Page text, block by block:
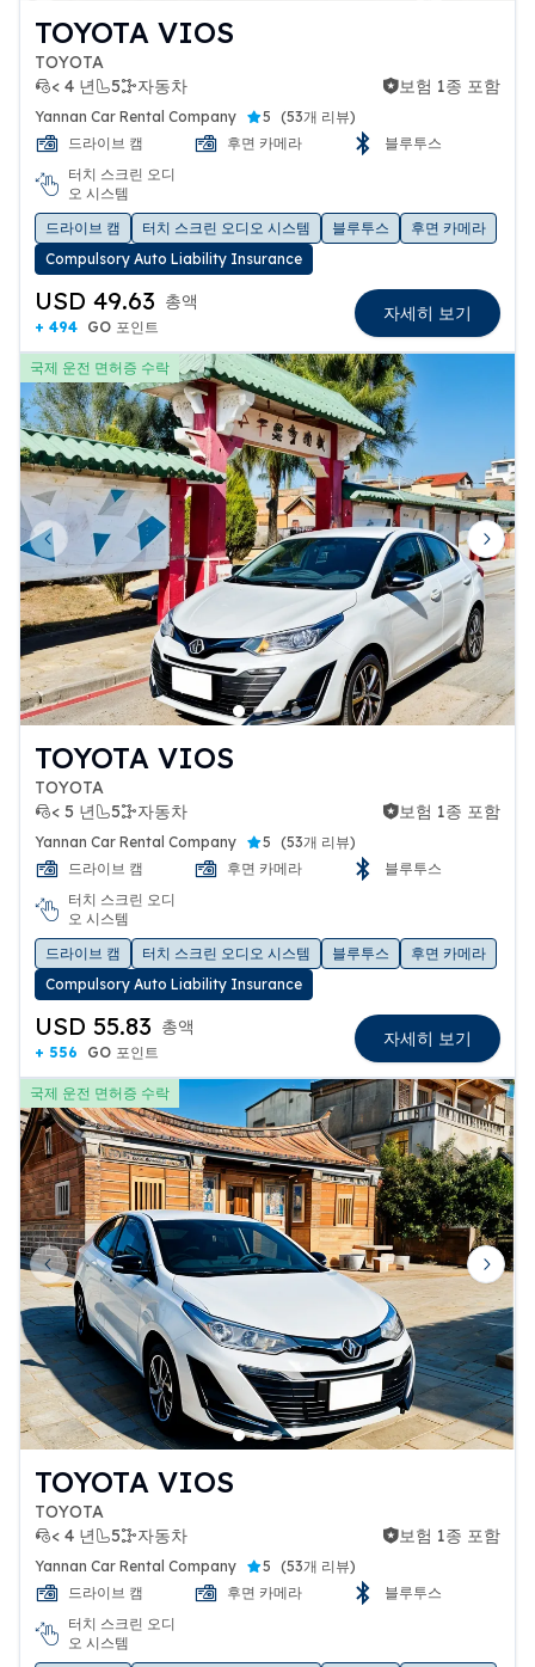
TOYOTA VIOS
TOYOTA
< 4 년
5 자동차
보험 1종 포함 보험 1종 포함
Yannan Car Rental Company 5 (53개 리뷰)
드라이브 캠
후면 카메라
블루투스
터치 스크린 오디
오 시스템
드라이브 캠
터치 스크린 오디오 시스템 블루투스
후면 카메라
Compulsory Auto Liability Insurance
USD 49.63 총액
+ 494 GO 포인트
자세히 보기
국제 운전 면허증 수락
Previous slide Next
TOYOTA VIOS
TOYOTA
< 5 년
5 자동차
보험 1종 포함 보험 1종 포함
Yannan Car Rental Company 5 (53개 리뷰)
드라이브 캠
후면 카메라
블루투스
터치 스크린 오디
오 시스템
드라이브 캠
터치 스크린 오디오 시스템 블루투스
후면 카메라
Compulsory Auto Liability Insurance
USD 55.83 총액
+ 556 GO 포인트
자세히 보기
국제 운전 면허증 수락
Previous slide Next
TOYOTA VIOS
TOYOTA
< 4 년
5 자동차
보험 1종 포함 보험 1종 포함
Yannan Car Rental Company 5 (53개 리뷰)
드라이브 캠
후면 카메라
블루투스
터치 스크린 오디
오 시스템